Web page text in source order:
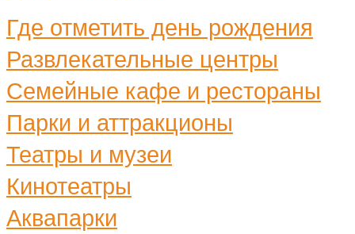
Где отметить день рождения
Развлекательные центры
Семейные кафе и рестораны
Парки и аттракционы
Театры и музеи
Кинотеатры
Аквапарки